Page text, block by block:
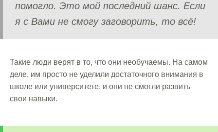
помогло. Это мой последний шанс. Если
я с Вами не смогу заговорить, то всё!
Такие люди верят в то, что они необучаемы. На самом
деле, им просто не уделили достаточного внимания в
школе или университете, и они не смогли развить
свои навыки.